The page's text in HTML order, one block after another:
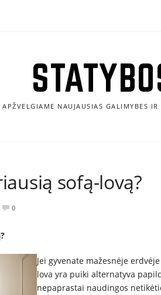
APŽVELGIAME NAUJAUSIAS GALIMYBES
sofą-lovą?
0
Jei gyvenate mažesnėje
lova yra puiki alternatyva
nepaprastai naudingos